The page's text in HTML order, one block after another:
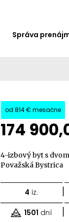
Správa
od 814 € mesačne
174
4-izbový byt s
Považská Bystrica
4 iz. |
1501 dní |